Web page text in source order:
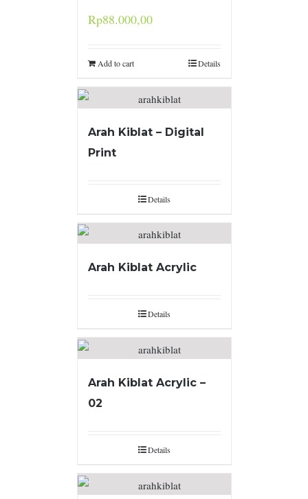
Rp88.000,00
Add to cart Details
Arah Kiblat – Digital
Print
Details
Arah Kiblat Acrylic
Details
Arah Kiblat Acrylic –
02
Details